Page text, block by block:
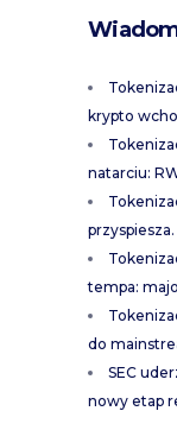
krypto
natarciu:
tempa:
do
SEC
nowy etap